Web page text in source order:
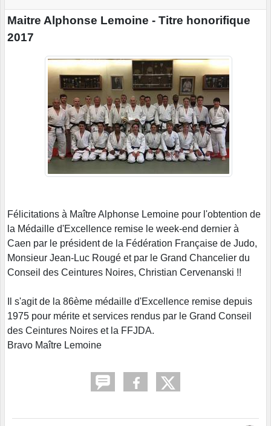
Maitre Alphonse Lemoine - Titre honorifique
2017
Félicitations à Maître Alphonse Lemoine pour l'obtention de
la Médaille d'Excellence remise le week-end dernier à
Caen par le président de la Fédération Française de Judo,
Monsieur Jean-Luc Rougé et par le Grand Chancelier du
Conseil des Ceintures Noires, Christian Cervenanski !!
Il s'agit de la 86ème médaille d'Excellence remise depuis
1975 pour mérite et services rendus par le Grand Conseil
des Ceintures Noires et la FFJDA.
Bravo Maître Lemoine